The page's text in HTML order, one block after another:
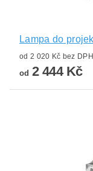
Lampa do
od 2 020 Kč bez DPH
od 2 444 Kč